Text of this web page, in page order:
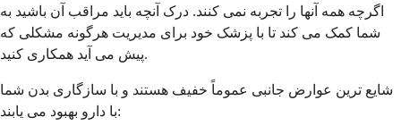
اگرچه همه آنها را تجربه نمی کنند. درک آنچه باید مراقب آن باشید به
شما کمک می کند تا با پزشک خود برای مدیریت هرگونه مشکلی که
پیش می آید همکاری کنید.
شایع ترین عوارض جانبی عموماً خفیف هستند و با سازگاری بدن شما
با دارو بهبود می یابند: